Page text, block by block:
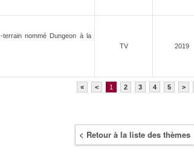
nommé Dungeon à la
TV 2019
« < 1 2 3 4 5 >
< Retour à la liste des thèmes